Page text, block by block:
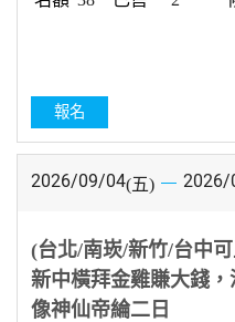
報名
2026/09/04(五) 2026/
(台北/南崁/新竹/台中
新中橫拜金雞賺大錢
像神仙帝綸二日